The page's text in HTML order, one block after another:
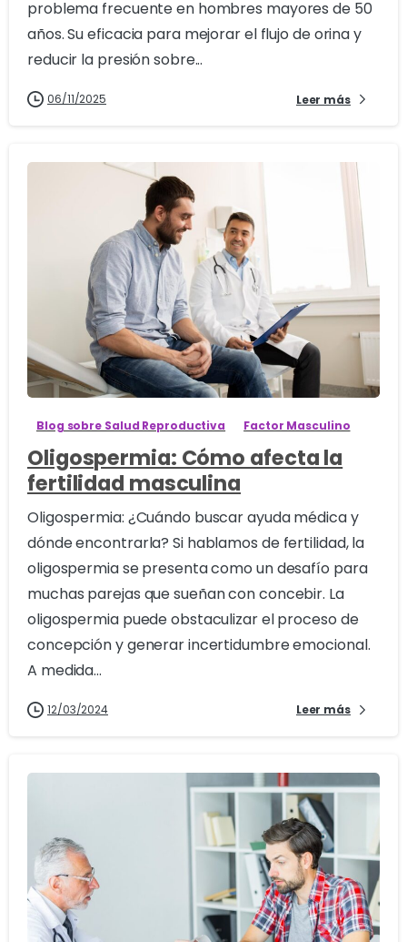
problema frecuente en hombres mayores de 50
años. Su eficacia para mejorar el flujo de orina y
reducir la presión sobre...
06/11/2025 Leer más
Blog sobre Salud Reproductiva Factor Masculino
Oligospermia: Cómo afecta la
fertilidad masculina
Oligospermia: ¿Cuándo buscar ayuda médica y
dónde encontrarla? Si hablamos de fertilidad, la
oligospermia se presenta como un desafío para
muchas parejas que sueñan con concebir. La
oligospermia puede obstaculizar el proceso de
concepción y generar incertidumbre emocional.
A medida...
12/03/2024 Leer más